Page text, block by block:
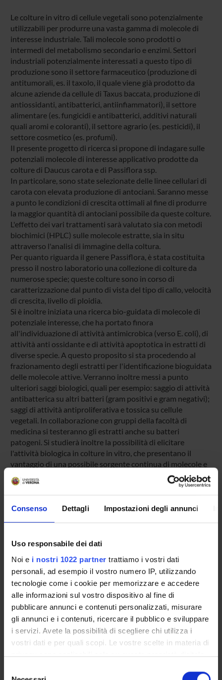
Consenso Dettagli Impostazioni degli annunci
Uso responsabile dei dati
Noi e i nostri 1022 partner trattiamo i vostri dati
personali, ad esempio il vostro numero IP, utilizzando
tecnologie come i cookie per memorizzare e accedere
alle informazioni sul vostro dispositivo al fine di
pubblicare annunci e contenuti personalizzati, misurare
gli annunci e i contenuti, ricercare il pubblico e sviluppare
i servizi. Avete la possibilità di scegliere chi utilizza i
vostri dati e per quali scopi. Le vostre scelte in materia di
privacy sono applicabili solo su questa proprietà digitale
modificare o revocare il proprio consenso in qualsiasi
Le colture in vitro di cellule vegetali sono potenzialmente
utilizzabili per produrre una vasta gamma di molecole di
interesse industriale. Tali molecole sono prodotti o
intermedi del metabolismo secondario e enzimi. Settori
industriali potenzialmente interessati a questo tipo di
produzione sono il settore farmaceutico (produzione di
antitumorali, es. il taxolo, il quale viene già prodotto da
alcune aziende da cellule di Taxus baccata, produzione di
antiossidanti, antibatterici, antiinfiammatori), il settore
alimentare (es. fungicidi e antibatterici, additivi naturali
quali aromi e coloranti), il settore agrario (es. pesticidi), il
settore cosmetico (es. profumi).
Il presente progetto di ricerca si propone di indagare sulle
potenziali molecole di interesse applicativo prodotte da
colture di Daucus carota e di Passiflora ssp.
In particolare, sono state selezionate delle linee cellulari di
carota con elevata produzione di antociani. Saranno messe
a punto le condizioni di crescita ottimali al fine di produrre
la maggior quantità di antociani possibile da queste colture.
L'effetto dei vari trattamenti sarà valutato sia con metodi
biochimici (HPLC) sulle molecole estratte, sia in situ
attraverso l'analisi di immagine della coltura.
Per quanto riguarda il genere Passiflora, è stata costituita
presso il nostro laboratorio una collezione di colture da
numerose specie; queste colture sono in corso di
caratterizzazione dal punto di vista del tipo di callo, velocità
di crescita, livello di ploidia.
Si è inoltre iniziata una ricerca bio-guidata di molecole di
potenziale interesse, che ha portato finora
all'individuazione di attività antimicrobica (verso E. coli), di
attività anti ossidante e di attività apoptotica in estratti di
diverse specie. A questo proposito si sta procedendo al
frazionamento degli estratti per l'identificazione bioguidata
delle molecole attive. Verranno inoltre messi a punto
ulteriori saggi biologici, quali per esempio: saggio di attività
antibatterica su altri batteri (gram positivi e gram negativi);
saggi di attività antiproliferativa e tossica su cellule
vegetali. In collaborazione con gruppi della facoltà di
medicina si testeranno gli estratti anche su batteri
patogeni. Si studierà inoltre la possibilità di elicitare
l'attività biologica in colture in vitro, che presentano il
vantaggio di una possibile sorgente continua di molecole e
di una maggiore facilità di purificazione delle molecole di
interesse.